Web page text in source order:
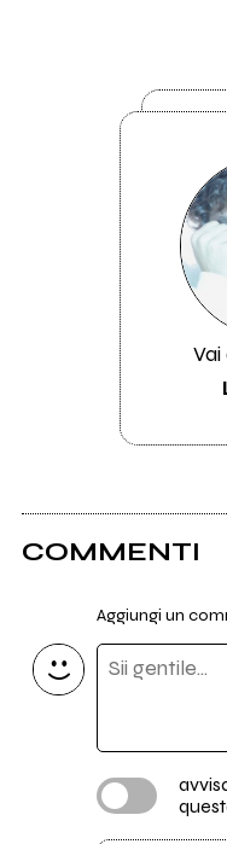
COMMENTI
Aggiungi un